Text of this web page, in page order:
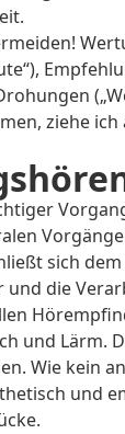
ziehe ich
sich
und die
und Lärm.
Wie kein
und